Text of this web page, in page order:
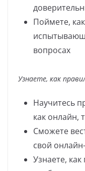
Поймете,
вопросах
Узнаете, как
Научитесь
как онлайн,
Сможете
свой
Узнаете,